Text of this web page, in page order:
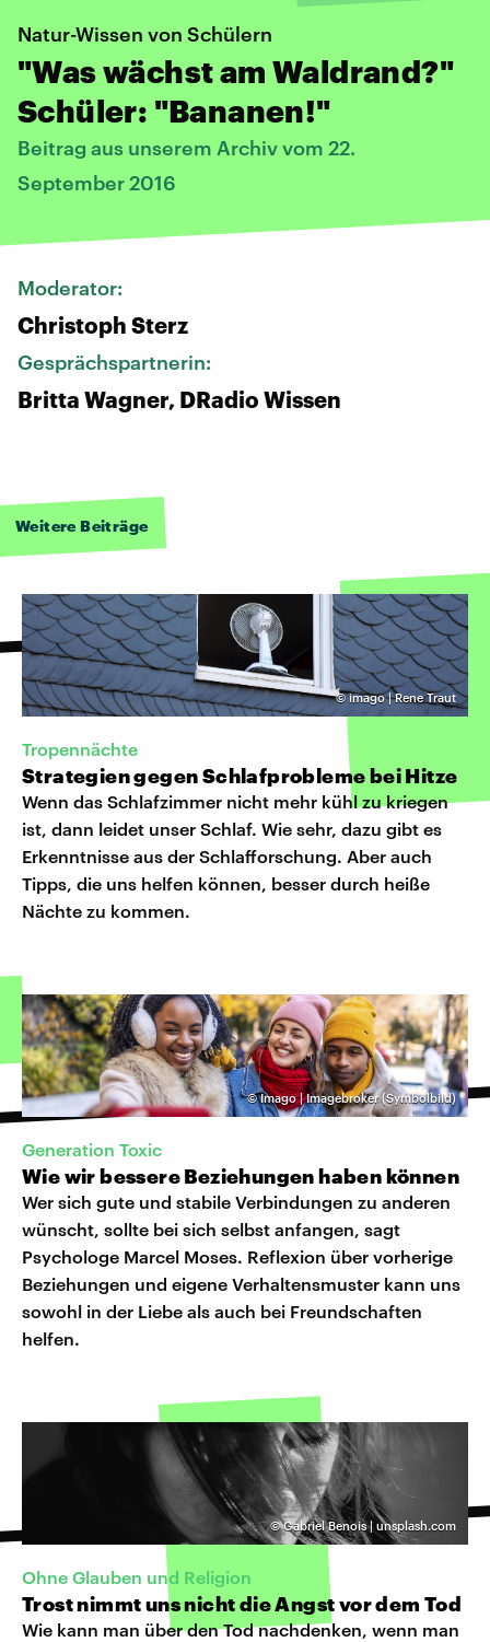
Natur-Wissen von Schülern
"Was wächst am Waldrand?"
Schüler: "Bananen!"
Beitrag aus unserem Archiv vom 22.
September 2016
Moderator:
Christoph Sterz
Gesprächspartnerin:
Britta Wagner, DRadio Wissen
Weitere Beiträge
©imago | Rene Traut
Tropennächte
Strategien gegen Schlafprobleme bei Hitze
Wenn das Schlafzimmer nicht mehr kühl zu kriegen
ist, dann leidet unser Schlaf. Wie sehr, dazu gibt es
Erkenntnisse aus der Schlafforschung. Aber auch
Tipps, die uns helfen können, besser durch heiße
Nächte zu kommen.
©Imago | Imagebroker (Symbolbild)
Generation Toxic
Wie wir bessere Beziehungen haben können
Wer sich gute und stabile Verbindungen zu anderen
wünscht, sollte bei sich selbst anfangen, sagt
Psychologe Marcel Moses. Reflexion über vorherige
Beziehungen und eigene Verhaltensmuster kann uns
sowohl in der Liebe als auch bei Freundschaften
helfen.
©Gabriel Benois | unsplash.com
Ohne Glauben und Religion
Trost nimmt uns nicht die Angst vor dem Tod
Wie kann man über den Tod nachdenken, wenn man